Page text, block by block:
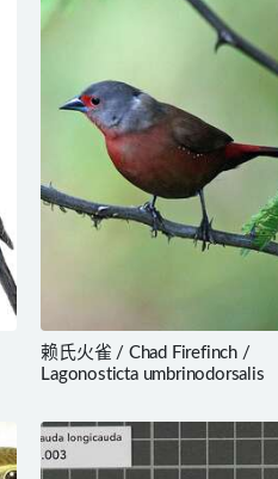
赖氏火雀 / Chad Firefinch /
Lagonosticta umbrinodorsalis